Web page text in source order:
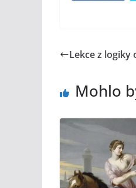
Lekce z logiky
Mohlo